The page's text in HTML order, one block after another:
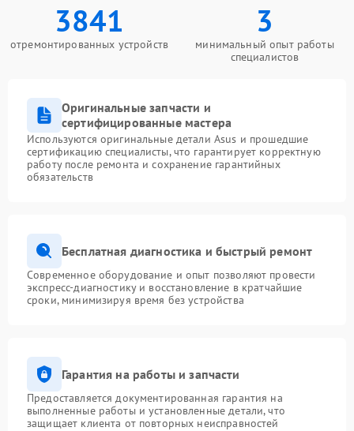
3841
отремонтированных устройств
3
минимальный опыт работы
специалистов
Оригинальные запчасти и
сертифицированные мастера
Используются оригинальные детали Asus и прошедшие
сертификацию специалисты, что гарантирует корректную
работу после ремонта и сохранение гарантийных
обязательств
Бесплатная диагностика и быстрый ремонт
Современное оборудование и опыт позволяют провести
экспресс-диагностику и восстановление в кратчайшие
сроки, минимизируя время без устройства
Гарантия на работы и запчасти
Предоставляется документированная гарантия на
выполненные работы и установленные детали, что
защищает клиента от повторных неисправностей